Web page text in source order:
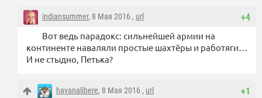
+4
indiansummer, 8 Мая 2016 , url
Вот ведь парадокс: сильнейшей армии на
континенте наваляли простые шахтёры и работяги…
И не стыдно, Петька?
+1
havanalibere, 8 Мая 2016 , url